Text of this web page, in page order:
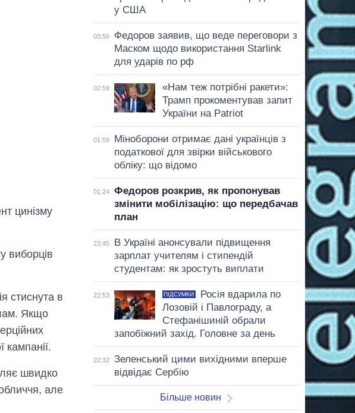
цинізму
виборців
стиснута в
Якщо
кампанії.
швидко
але
у США
03:56
Федоров заявив, що веде переговори з
Маском щодо використання Starlink
для ударів по рф
02:59
«Нам теж потрібні ракети»:
Трамп прокоментував запит
України на Patriot
01:59
Міноборони отримає дані українців з
податкової для звірки військового
обліку: що відомо
01:24
Федоров розкрив, як пропонував
змінити мобілізацію: що передбачав
план
23:45
В Україні анонсували підвищення
зарплат учителям і стипендій
студентам: як зростуть виплати
22:53 ПІДСУМКИ
Росія вдарила по
Лозовій і Павлограду, а
Стефанішиній обрали
запобіжний захід. Головне за день
22:32
Зеленський цими вихідними вперше
відвідає Сербію
Більше новин